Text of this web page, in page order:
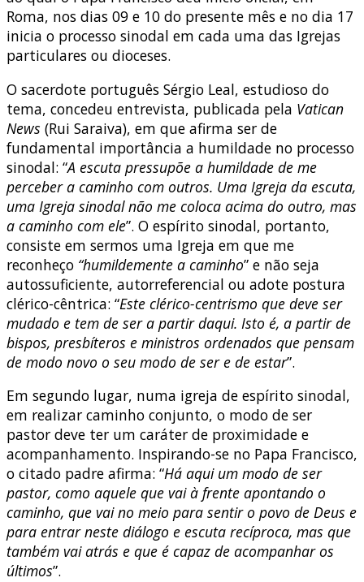
Roma, nos dias 09 e 10 do presente mês e no dia 17
inicia o processo sinodal em cada uma das Igrejas
particulares ou dioceses.
O sacerdote português Sérgio Leal, estudioso do
tema, concedeu entrevista, publicada pela Vatican
News (Rui Saraiva), em que afirma ser de
fundamental importância a humildade no processo
sinodal: “A escuta pressupõe a humildade de me
perceber a caminho com outros. Uma Igreja da escuta,
uma Igreja sinodal não me coloca acima do outro, mas
a caminho com ele”. O espírito sinodal, portanto,
consiste em sermos uma Igreja em que me
reconheço “humildemente a caminho” e não seja
autossuficiente, autorreferencial ou adote postura
clérico-cêntrica: “Este clérico-centrismo que deve ser
mudado e tem de ser a partir daqui. Isto é, a partir de
bispos, presbíteros e ministros ordenados que pensam
de modo novo o seu modo de ser e de estar”.
Em segundo lugar, numa igreja de espírito sinodal,
em realizar caminho conjunto, o modo de ser
pastor deve ter um caráter de proximidade e
acompanhamento. Inspirando-se no Papa Francisco,
o citado padre afirma: “Há aqui um modo de ser
pastor, como aquele que vai à frente apontando o
caminho, que vai no meio para sentir o povo de Deus e
para entrar neste diálogo e escuta recíproca, mas que
também vai atrás e que é capaz de acompanhar os
últimos”.